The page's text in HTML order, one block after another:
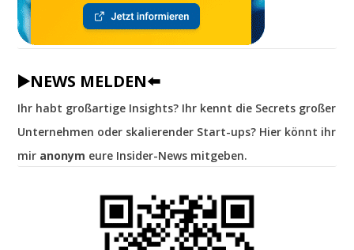
▶️NEWS MELDEN⬅️
Ihr habt großartige Insights? Ihr kennt die Secrets großer
Unternehmen oder skalierender Start-ups? Hier könnt ihr
mir anonym eure Insider-News mitgeben.